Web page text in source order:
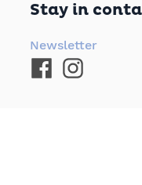
Stay in
Newsletter